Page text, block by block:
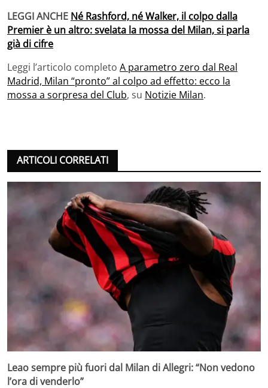
LEGGI ANCHE Né Rashford, né Walker, il colpo dalla
Premier è un altro: svelata la mossa del Milan, si parla
già di cifre
Leggi l’articolo completo A parametro zero dal Real
Madrid, Milan “pronto” al colpo ad effetto: ecco la
mossa a sorpresa del Club, su Notizie Milan.
ARTICOLI CORRELATI
Leao sempre più fuori dal Milan di Allegri: “Non vedono
l’ora di venderlo”